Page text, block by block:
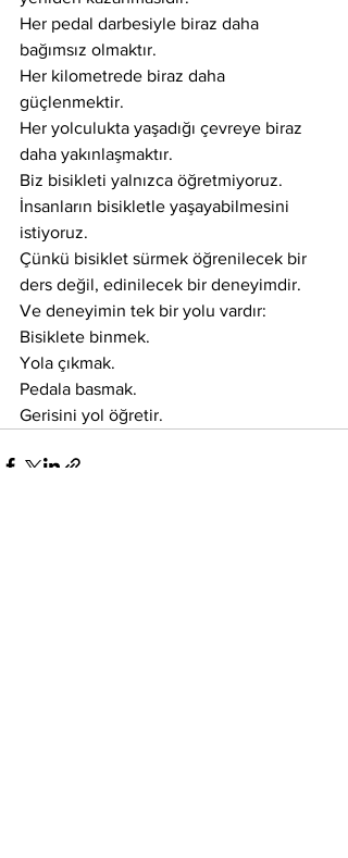
Her pedal darbesiyle biraz daha
bağımsız olmaktır.
Her kilometrede biraz daha
güçlenmektir.
Her yolculukta yaşadığı çevreye biraz
daha yakınlaşmaktır.
Biz bisikleti yalnızca öğretmiyoruz.
İnsanların bisikletle yaşayabilmesini
istiyoruz.
Çünkü bisiklet sürmek öğrenilecek bir
ders değil, edinilecek bir deneyimdir.
Ve deneyimin tek bir yolu vardır:
Bisiklete binmek.
Yola çıkmak.
Pedala basmak.
Gerisini yol öğretir.